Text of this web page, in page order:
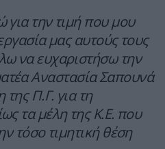
την τιμή που μου
μας αυτούς τους
να ευχαριστήσω την
Αναστασία Σαπουνά
της Π.Γ. για τη
τα μέλη της Κ.Ε. που
τόσο τιμητική θέση